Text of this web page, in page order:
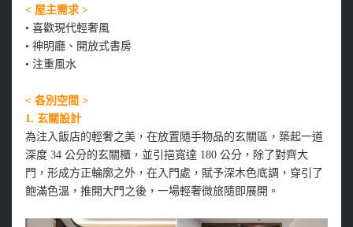
< 屋主需求 >
• 喜歡現代輕奢風
• 神明廳、開放式書房
• 注重風水
< 各別空間 >
1. 玄關設計
為注入飯店的輕奢之美，在放置隨手物品的玄關區，築起一道
深度 34 公分的玄關櫃，並引挹寬達 180 公分，除了對齊大
門，形成方正輪廓之外，在入門處，賦予深木色底調，穿引了
飽滿色溫，推開大門之後，一場輕奢微旅隨即展開。